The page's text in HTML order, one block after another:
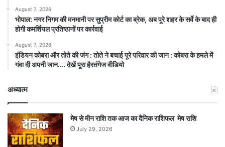
August 7, 2026
भोपाल: नगर निगम की मनमानी पर सुप्रीम कोर्ट का ब्रेक, अब पूरे शहर के सर्वे के बाद ही
होगी कमर्शियल प्रतिष्ठानों पर कार्रवाई
August 7, 2026
इंडियन कोबरा और तोते की जंग : तोते ने बचाई पूरे परिवार की जान : कोबरा के हमले में
गंवा दी अपनी जान…. देखें पूरा हैरतंगेज वीडियो
अध्यात्म
मेष से मीन राशि तक आज का दैनिक राशिफल मेष राशि
July 29, 2026